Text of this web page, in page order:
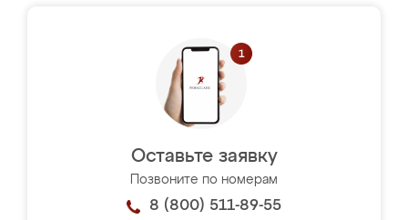
Оставьте заявку
Позвоните по номерам
8 (800) 511-89-55